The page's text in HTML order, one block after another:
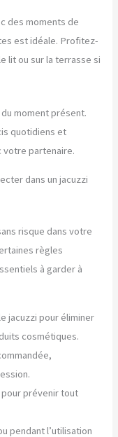
des moments de
est idéale. Profitez-
lit ou sur la terrasse si
moment présent.
quotidiens et
votre partenaire.
dans un jacuzzi
risque dans votre
règles
à garder à
jacuzzi pour éliminer
cosmétiques.
pour prévenir tout
pendant l’utilisation